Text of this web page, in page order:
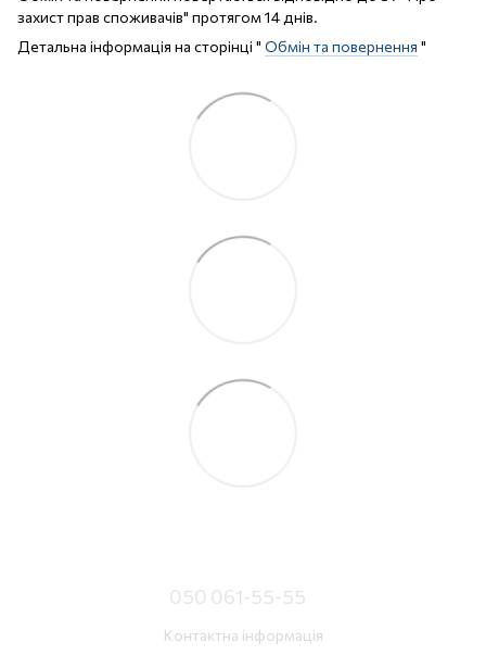
захист прав споживачів" протягом 14 днів.
Детальна інформація на сторінці " Обмін та повернення "
050 061-55-55
Контактна інформація